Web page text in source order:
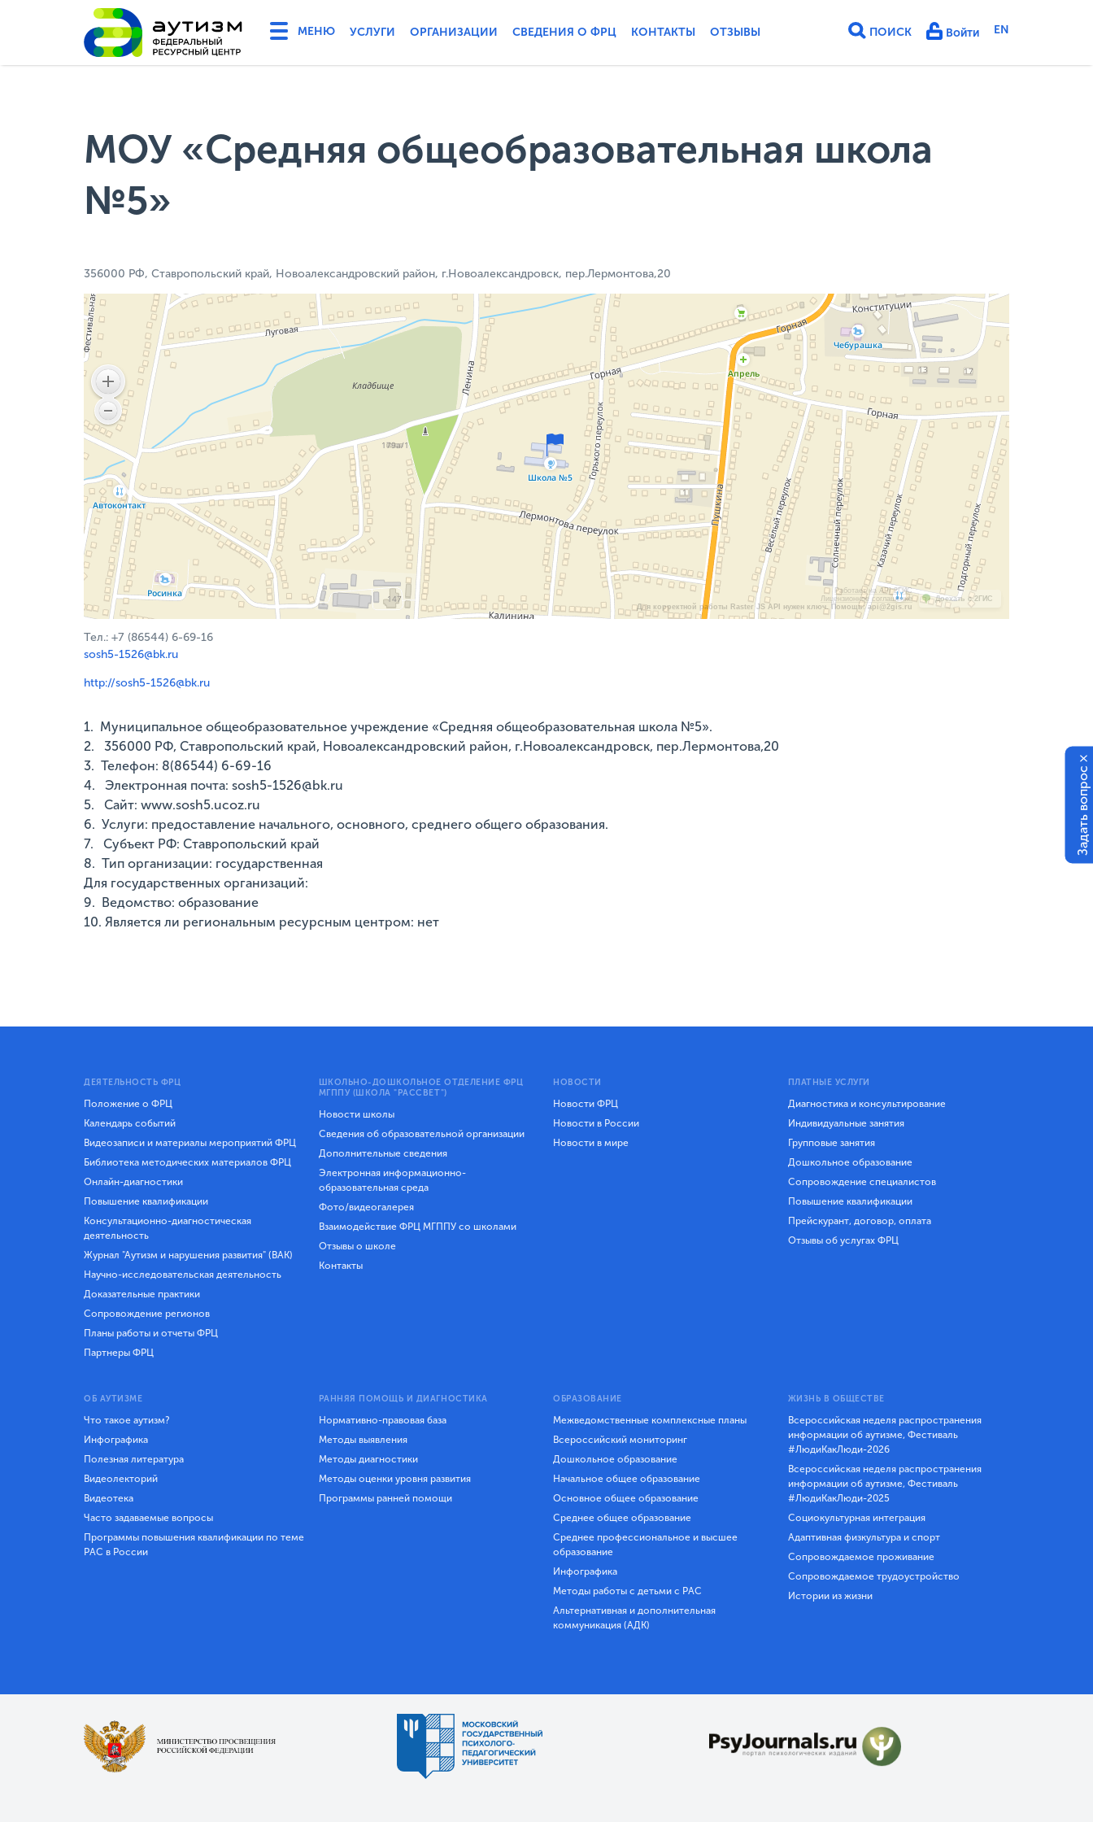
УСЛУГИ ОРГАНИЗАЦИИ СВЕДЕНИЯ О ФРЦ КОНТАКТЫ ОТЗЫВЫ ПОИСК Войти EN
МОУ «Средняя общеобразовательная школа
№5»
356000 РФ, Ставропольский край, Новоалександровский район, г.Новоалександровск, пер.Лермонтова,20
Работает на API 2ГИС
Лицензионное соглашение
Для корректной работы Raster JS API нужен ключ. Помощь: api@2gis.ru
Доехать с 2ГИС
Тел.: +7 (86544) 6-69-16
sosh5-1526@bk.ru
http://sosh5-1526@bk.ru
1. Муниципальное общеобразовательное учреждение «Средняя общеобразовательная школа №5».
2. 356000 РФ, Ставропольский край, Новоалександровский район, г.Новоалександровск, пер.Лермонтова,20
3. Телефон: 8(86544) 6-69-16
4. Электронная почта: sosh5-1526@bk.ru
5. Сайт: www.sosh5.ucoz.ru
6. Услуги: предоставление начального, основного, среднего общего образования.
7. Субъект РФ: Ставропольский край
8. Тип организации: государственная
Для государственных организаций:
9. Ведомство: образование
10. Является ли региональным ресурсным центром: нет
ДЕЯТЕЛЬНОСТЬ ФРЦ
Положение о ФРЦ
Календарь событий
Видеозаписи и материалы мероприятий ФРЦ
Библиотека методических материалов ФРЦ
Онлайн-диагностики
Повышение квалификации
Консультационно-диагностическая
деятельность
Журнал "Аутизм и нарушения развития" (ВАК)
Научно-исследовательская деятельность
Доказательные практики
Сопровождение регионов
Планы работы и отчеты ФРЦ
Партнеры ФРЦ
ШКОЛЬНО-ДОШКОЛЬНОЕ ОТДЕЛЕНИЕ ФРЦ
МГППУ (ШКОЛА "РАССВЕТ")
Новости школы
Сведения об образовательной организации
Дополнительные сведения
Электронная информационно-
образовательная среда
Фото/видеогалерея
Взаимодействие ФРЦ МГППУ со школами
Отзывы о школе
Контакты
НОВОСТИ
Новости ФРЦ
Новости в России
Новости в мире
ПЛАТНЫЕ УСЛУГИ
Диагностика и консультирование
Индивидуальные занятия
Групповые занятия
Дошкольное образование
Сопровождение специалистов
Повышение квалификации
Прейскурант, договор, оплата
Отзывы об услугах ФРЦ
ОБ АУТИЗМЕ
Что такое аутизм?
Инфографика
Полезная литература
Видеолекторий
Видеотека
Часто задаваемые вопросы
Программы повышения квалификации по теме
РАС в России
РАННЯЯ ПОМОЩЬ И ДИАГНОСТИКА
Нормативно-правовая база
Методы выявления
Методы диагностики
Методы оценки уровня развития
Программы ранней помощи
ОБРАЗОВАНИЕ
Межведомственные комплексные планы
Всероссийский мониторинг
Дошкольное образование
Начальное общее образование
Основное общее образование
Среднее общее образование
Среднее профессиональное и высшее
образование
Инфографика
Методы работы с детьми с РАС
Альтернативная и дополнительная
коммуникация (АДК)
ЖИЗНЬ В ОБЩЕСТВЕ
Всероссийская неделя распространения
информации об аутизме, Фестиваль
#ЛюдиКакЛюди-2026
Всероссийская неделя распространения
информации об аутизме, Фестиваль
#ЛюдиКакЛюди-2025
Социокультурная интеграция
Адаптивная физкультура и спорт
Сопровождаемое проживание
Сопровождаемое трудоустройство
Истории из жизни
Задать вопрос
×